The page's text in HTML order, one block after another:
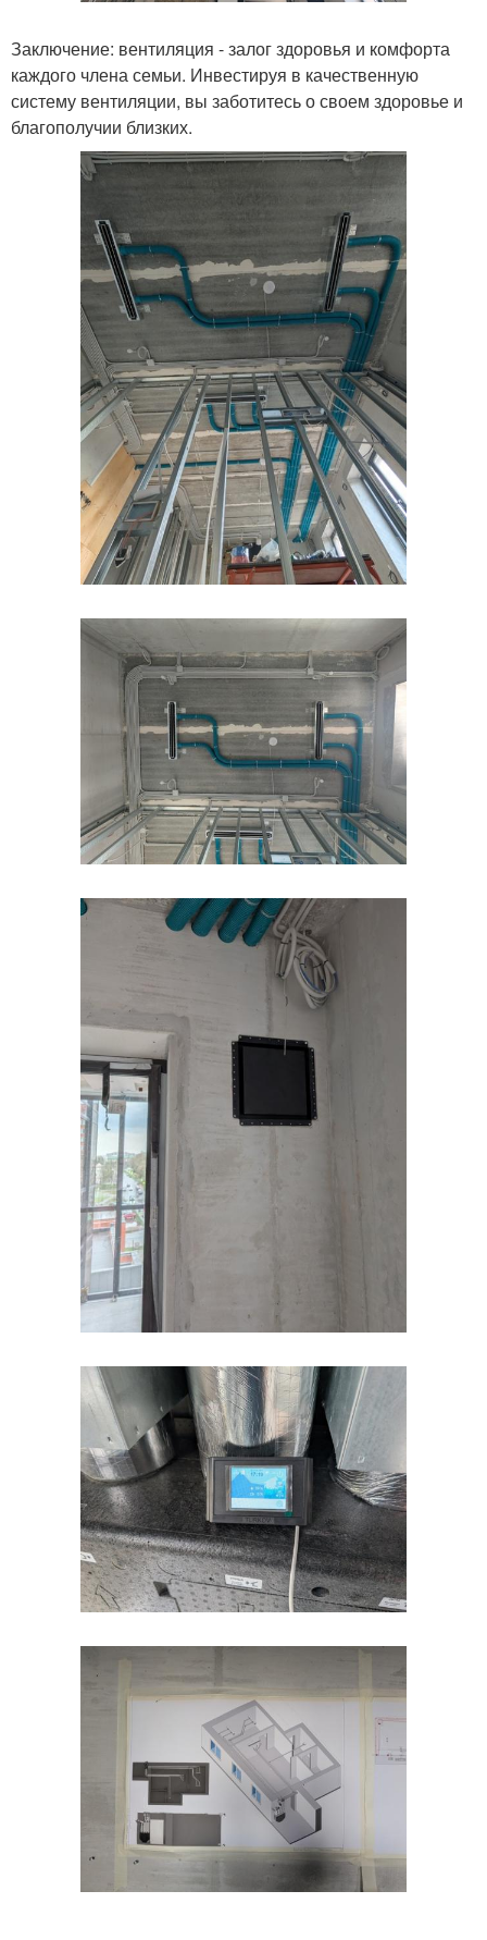
Заключение: вентиляция - залог здоровья и комфорта
каждого члена семьи. Инвестируя в качественную
систему вентиляции, вы заботитесь о своем здоровье и
благополучии близких.